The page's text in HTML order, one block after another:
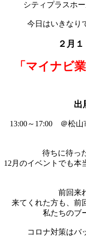
シティプラスホ
今日はいきなり
２月
「マイナビ
出
13:00～17:00 ＠松山
待ちに待っ
12月のイベントでも本
前回来
来てくれた方も、前
私たちのブ
コロナ対策はバ